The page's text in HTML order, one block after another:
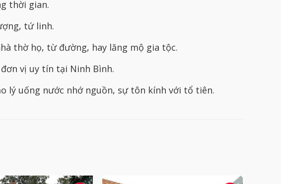
thời gian.
tứ linh.
thờ họ, từ đường, hay lăng mộ gia tộc.
vị uy tín tại Ninh Bình.
lý uống nước nhớ nguồn, sự tôn kính với tổ tiên.